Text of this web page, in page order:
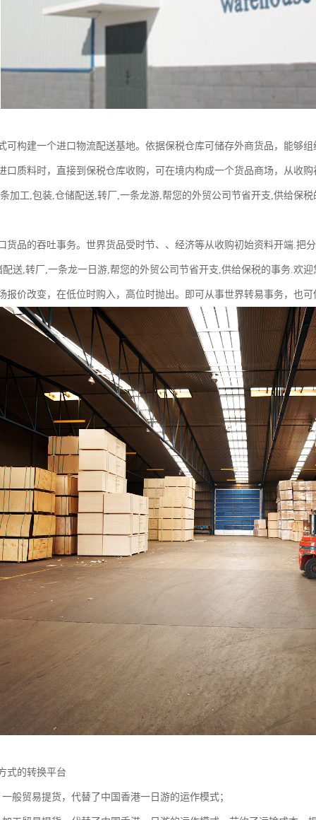
可构建一个进口物流配送基地。依据保税仓库可储存外商货品，能够
口质料时，直接到保税仓库收购，可在境内构成一个货品商场，从收
加工,包装,仓储配送,转厂,一条龙游,帮您的外贸公司节省开支,供给保
货品的吞吐事务。世界货品受时节、、经济等从收购初始资料开端.把
送,转厂,一条龙一日游,帮您的外贸公司节省开支,供给保税的事务.欢
报价改变，在低位时购入，高位时抛出。即可从事世界转易事务，也
式的转换平台
般贸易提货，代替了中国香港一日游的运作模式；